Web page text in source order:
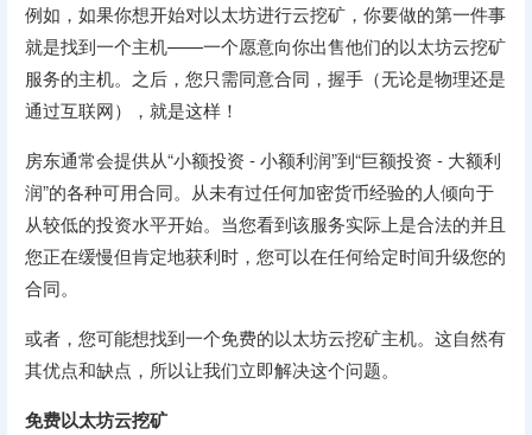
例如，如果你想开始对以太坊进行云挖矿，你要做的第一件事
就是找到一个主机——一个愿意向你出售他们的以太坊云挖矿
服务的主机。之后，您只需同意合同，握手（无论是物理还是
通过互联网），就是这样！
房东通常会提供从“小额投资 - 小额利润”到“巨额投资 - 大额利
润”的各种可用合同。从未有过任何加密货币经验的人倾向于
从较低的投资水平开始。当您看到该服务实际上是合法的并且
您正在缓慢但肯定地获利时，您可以在任何给定时间升级您的
合同。
或者，您可能想找到一个免费的以太坊云挖矿主机。这自然有
其优点和缺点，所以让我们立即解决这个问题。
免费以太坊云挖矿